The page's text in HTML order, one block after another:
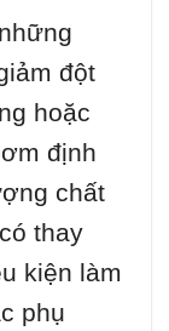
đột
hoặc
định
chất
thay
kiện làm
phụ